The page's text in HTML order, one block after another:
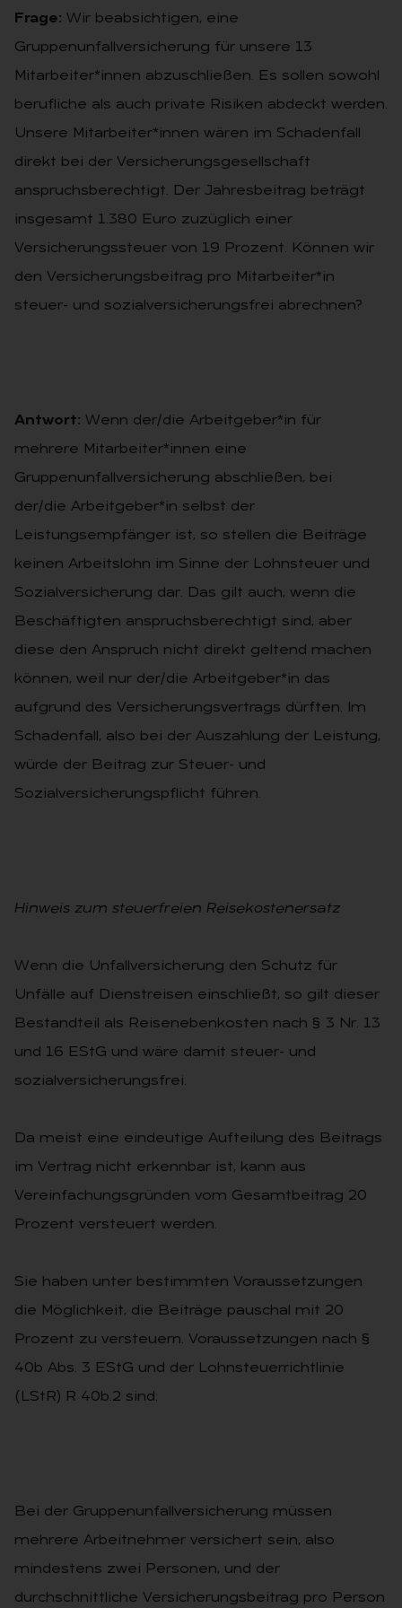
Frage: Wir beabsichtigen, eine
Gruppenunfallversicherung für unsere 13
Mitarbeiter*innen abzuschließen. Es sollen sowohl
berufliche als auch private Risiken abdeckt werden.
Unsere Mitarbeiter*innen wären im Schadenfall
direkt bei der Versicherungsgesellschaft
anspruchsberechtigt. Der Jahresbeitrag beträgt
insgesamt 1.380 Euro zuzüglich einer
Versicherungssteuer von 19 Prozent. Können wir
den Versicherungsbeitrag pro Mitarbeiter*in
steuer- und sozialversicherungsfrei abrechnen?
Antwort: Wenn der/die Arbeitgeber*in für
mehrere Mitarbeiter*innen eine
Gruppenunfallversicherung abschließen, bei
der/die Arbeitgeber*in selbst der
Leistungsempfänger ist, so stellen die Beiträge
keinen Arbeitslohn im Sinne der Lohnsteuer und
Sozialversicherung dar. Das gilt auch, wenn die
Beschäftigten anspruchsberechtigt sind, aber
diese den Anspruch nicht direkt geltend machen
können, weil nur der/die Arbeitgeber*in das
aufgrund des Versicherungsvertrags dürften. Im
Schadenfall, also bei der Auszahlung der Leistung,
würde der Beitrag zur Steuer- und
Sozialversicherungspflicht führen.
Hinweis zum steuerfreien Reisekostenersatz
Wenn die Unfallversicherung den Schutz für
Unfälle auf Dienstreisen einschließt, so gilt dieser
Bestandteil als Reisenebenkosten nach § 3 Nr. 13
und 16 EStG und wäre damit steuer- und
sozialversicherungsfrei.
Da meist eine eindeutige Aufteilung des Beitrags
im Vertrag nicht erkennbar ist, kann aus
Vereinfachungsgründen vom Gesamtbeitrag 20
Prozent versteuert werden.
Sie haben unter bestimmten Voraussetzungen
die Möglichkeit, die Beiträge pauschal mit 20
Prozent zu versteuern. Voraussetzungen nach §
40b Abs. 3 EStG und der Lohnsteuerrichtlinie
(LStR) R 40b.2 sind:
Bei der Gruppenunfallversicherung müssen
mehrere Arbeitnehmer versichert sein, also
mindestens zwei Personen, und der
durchschnittliche Versicherungsbeitrag pro Person